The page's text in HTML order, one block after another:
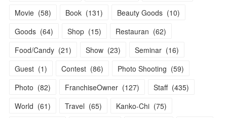
Movie (58) Book (131) Beauty Goods (10)
Goods (64) Shop (15) Restauran (62)
Food/Candy (21) Show (23) Seminar (16)
Guest (1) Contest (86) Photo Shooting (59)
Photo (82) FranchiseOwner (127) Staff (435)
World (61) Travel (65) Kanko-Chi (75)